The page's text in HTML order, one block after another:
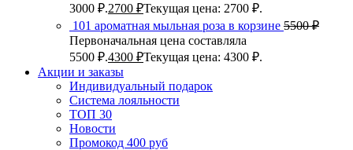
3000 ₽.2700 ₽Текущая цена: 2700 ₽.
101 ароматная мыльная роза в корзине 5500₽
Первоначальная цена составляла
5500 ₽.4300 ₽Текущая цена: 4300 ₽.
Акции и заказы
Индивидуальный подарок
Система лояльности
ТОП 30
Новости
Промокод 400 руб